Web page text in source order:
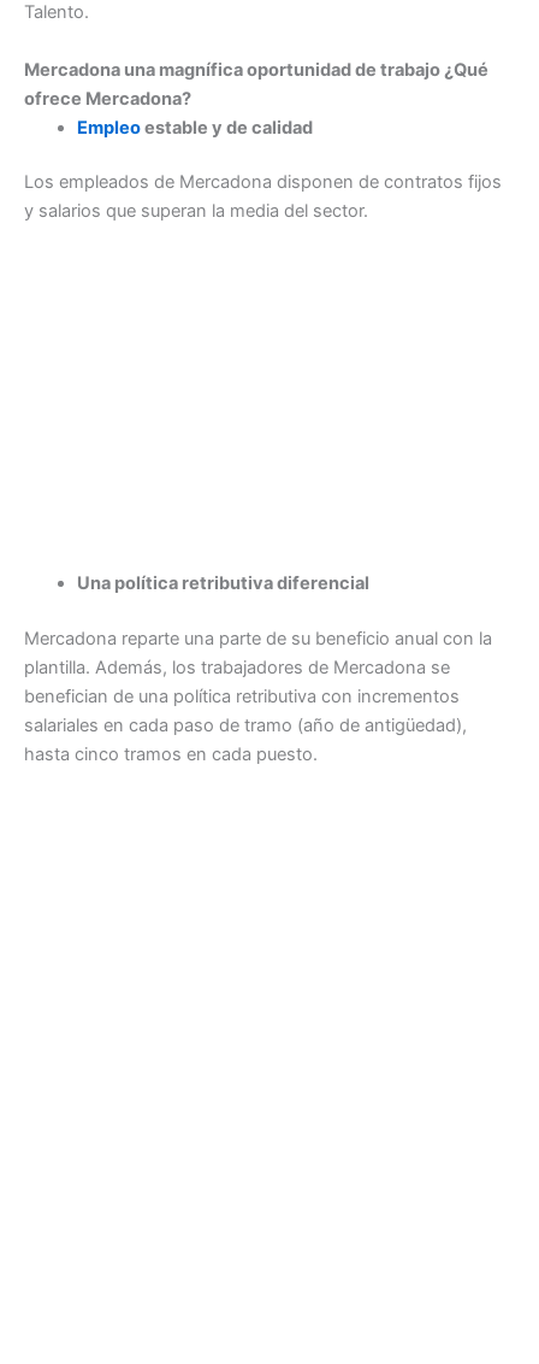
Talento.
Mercadona una magnífica oportunidad de trabajo ¿Qué
ofrece Mercadona?
Empleoestable y de calidad
Los empleados de Mercadona disponen de contratos fijos
y salarios que superan la media del sector.
Una política retributiva diferencial
Mercadona reparte una parte de su beneficio anual con la
plantilla. Además, los trabajadores de Mercadona se
benefician de una política retributiva con incrementos
salariales en cada paso de tramo (año de antigüedad),
hasta cinco tramos en cada puesto.